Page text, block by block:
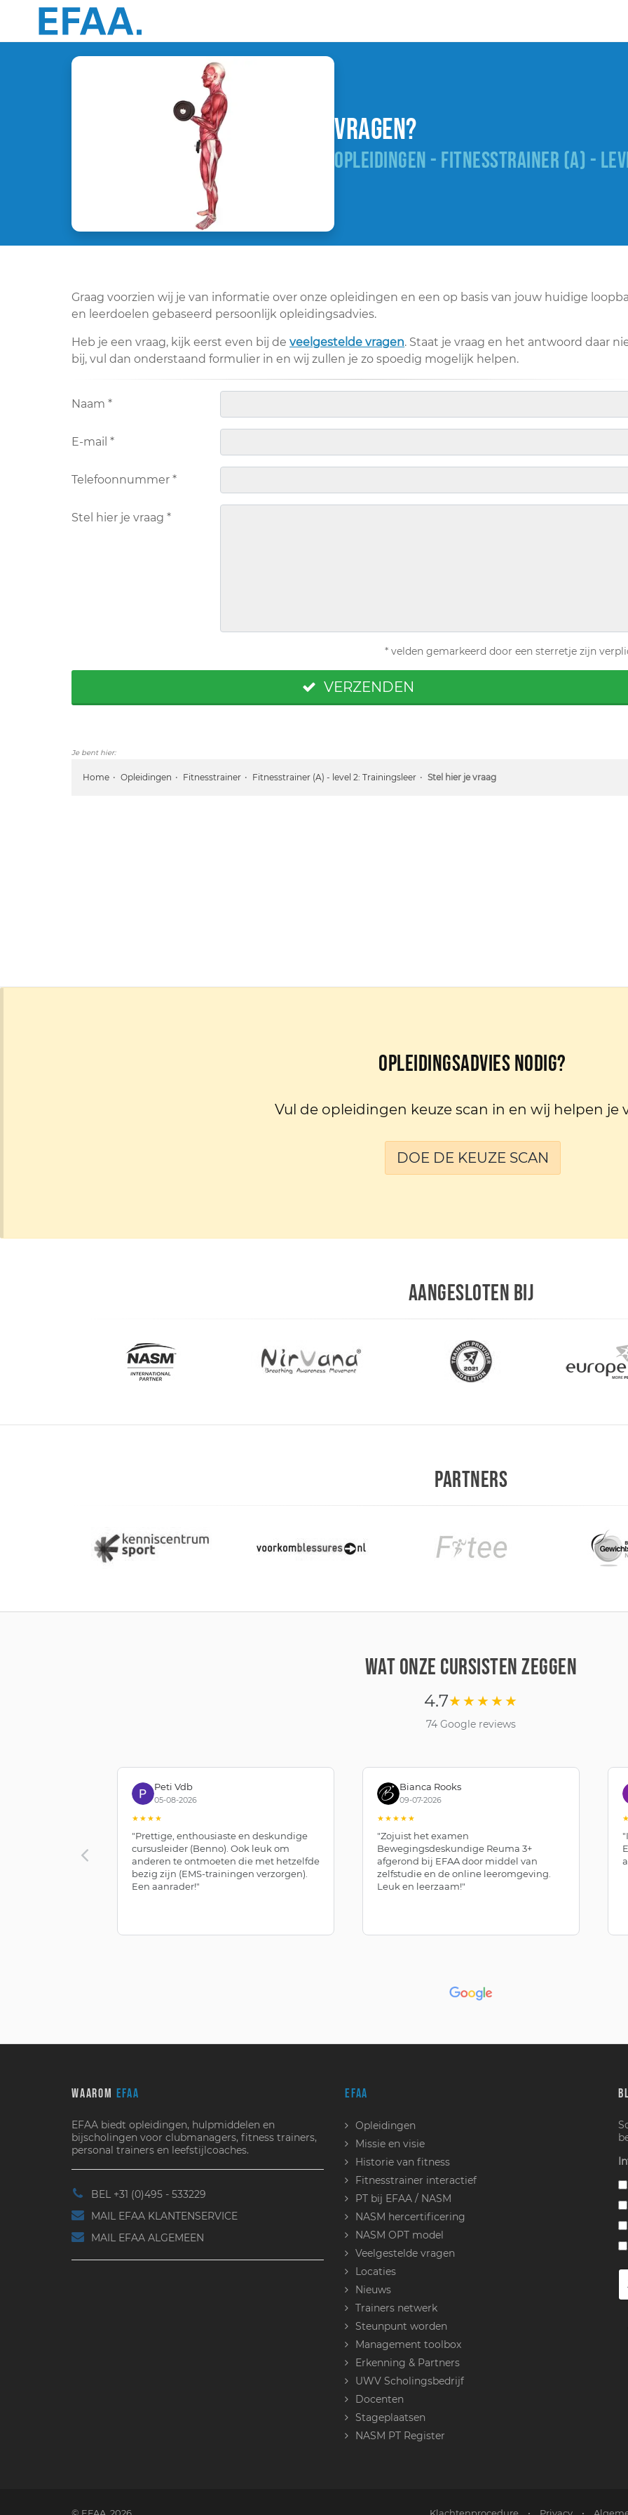
Vragen?
OPLEIDINGEN - FITNESSTRAINER (A) -
Graag voorzien wij je van informatie over onze opleidingen en een op basis van jouw huidige
en leerdoelen gebaseerd persoonlijk opleidingsadvies.
Heb je een vraag, kijk eerst even bij de veelgestelde vragen. Staat je vraag en het antwoord daar
bij, vul dan onderstaand formulier in en wij zullen je zo spoedig mogelijk helpen.
Naam *
E-mail *
Telefoonnummer *
Stel hier je vraag *
* velden gemarkeerd door een sterretje zijn
VERZENDEN
Je bent hier:
Home Opleidingen Fitnesstrainer Fitnesstrainer (A) - level 2: Trainingsleer Stel hier je vraag
Opleidingsadvies nodig?
Vul de opleidingen keuze scan in en wij helpen je
DOE DE KEUZE SCAN
AANGESLOTEN BIJ
PARTNERS
WAT ONZE CURSISTEN ZEGGEN
4.7★★★★★
74 Google reviews
Peti Vdb
05-08-2026
★★★★
"Prettige, enthousiaste en deskundige
cursusleider (Benno). Ook leuk om
anderen te ontmoeten die met hetzelfde
bezig zijn (EMS-trainingen verzorgen).
Een aanrader!"
Bianca Rooks
09-07-2026
★★★★★
"Zojuist het examen
Bewegingsdeskundige Reuma 3+
afgerond bij EFAA door middel van
zelfstudie en de online leeromgeving.
Leuk en leerzaam!"
WAAROM EFAA
EFAA biedt opleidingen, hulpmiddelen en
bijscholingen voor clubmanagers, fitness trainers,
personal trainers en leefstijlcoaches.
BEL +31 (0)495 - 533229
MAIL EFAA KLANTENSERVICE
MAIL EFAA ALGEMEEN
EFAA
Opleidingen
Missie en visie
Historie van fitness
Fitnesstrainer interactief
PT bij EFAA / NASM
NASM hercertificering
NASM OPT model
Veelgestelde vragen
Locaties
Nieuws
Trainers netwerk
Steunpunt worden
Management toolbox
Erkenning & Partners
UWV Scholingsbedrijf
Docenten
Stageplaatsen
NASM PT Register